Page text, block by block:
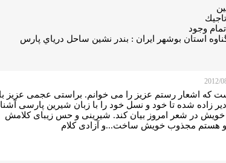
وجود
گناوه استان بوشهر ايران : بندر نشين ساحل درياي پارس
که اشعار رستم عزیز را می خوانم. براستی عجمی عزیز
زاده شده تا خود و نسل خود را با زبان شیرین پارسی آشنا
خویش در شعر امروز بیان کند. شیرینی و حس زیبای کلامش
هستم مجذوب خویش ساخت...و آزادی کلام